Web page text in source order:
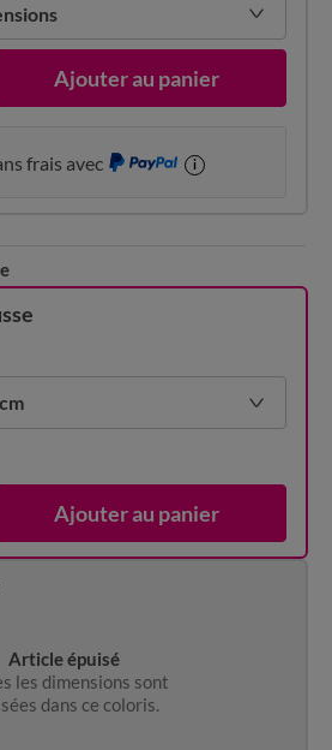
Ajouter au panier
frais avec i
Ajouter au panier
Article épuisé
les dimensions sont
dans ce coloris.